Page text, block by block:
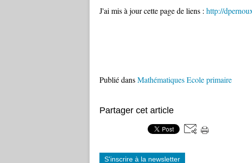
J'ai mis à jour cette page de liens : http://
Publié dansMathématiques Ecole primaire
Partager cet article
S'inscrire à la newsletter